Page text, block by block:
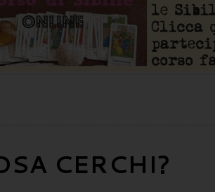
CERCHI?